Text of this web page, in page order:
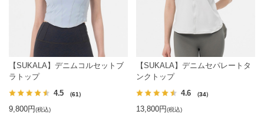
【SUKALA】デニムコルセットブ
ラトップ
4.5 （61）
9,800円(税込)
【SUKALA】デニムセパレートタ
ンクトップ
4.6 （34）
13,800円(税込)